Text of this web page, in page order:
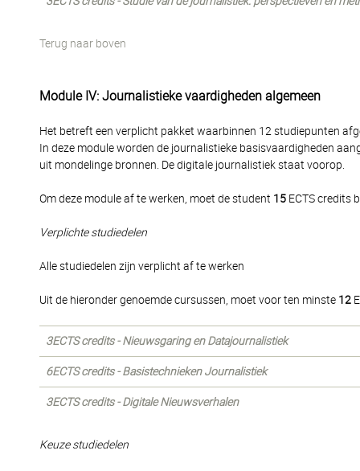
Terug naar boven
Module IV: Journalistieke vaardigheden algemeen
Het betreft een verplicht pakket waarbinnen 12 studiepunten
In deze module worden de journalistieke basisvaardigheden
uit mondelinge bronnen. De digitale journalistiek staat voorop.
Om deze module af te werken, moet de student 15 ECTS credits
Verplichte studiedelen
Alle studiedelen zijn verplicht af te werken
Uit de hieronder genoemde cursussen, moet voor ten minste 12
3ECTS credits - Nieuwsgaring en Datajournalistiek
6ECTS credits - Basistechnieken Journalistiek
3ECTS credits - Digitale Nieuwsverhalen
Keuze studiedelen